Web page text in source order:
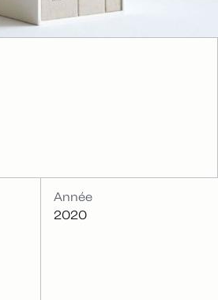
Année
2020